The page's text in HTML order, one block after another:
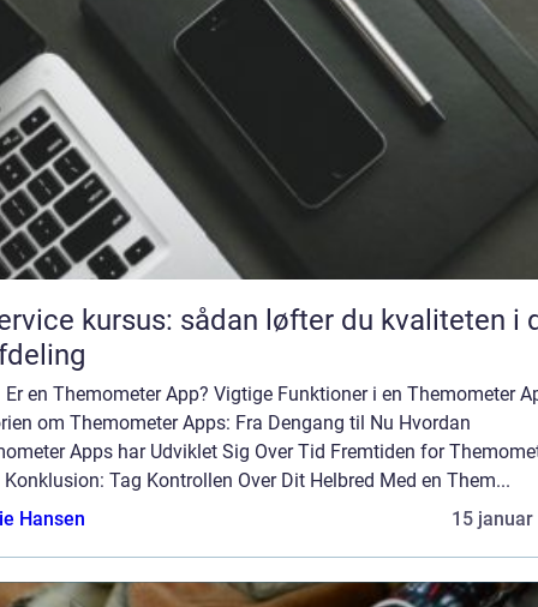
kursus: sådan løfter du kvaliteten i
Er en Themometer App? Vigtige Funktioner i en Themometer
om Themometer Apps: Fra Dengang til Nu Hvordan
Apps har Udviklet Sig Over Tid Fremtiden for
Konklusion: Tag Kontrollen Over Dit Helbred Med en Them...
Hansen
15 januar